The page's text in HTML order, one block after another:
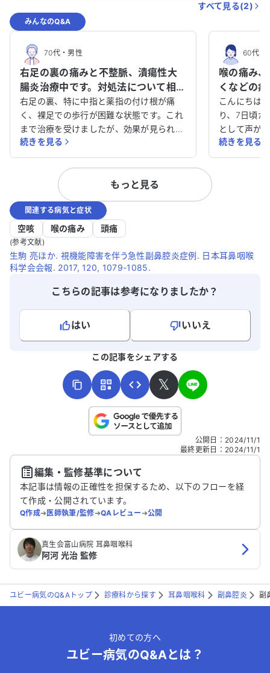
すべて見る(2)
みんなのQ&A
70代・男性
右足の裏の痛みと不整脈、潰瘍性大
腸炎治療中です。対処法について相談
させてください。
右足の裏、特に中指と薬指の付け根が痛
く、裸足での歩行が困難な状態です。これ
まで治療を受けましたが、効果が見られ
ず、現在は中敷を使用しています。 アレル
ギー性疾患や不整脈、潰瘍性大腸炎などの
病気で治療を受けており、アレルギー性鼻
炎や慢性副鼻腔炎、食物アレルギーもあり
ドバイスをいただけると助かります。特に
右足の痛みについて、効果的な治療法があ
れば教えてください。
続きを見る
60代・
喉の痛み
くなどの
中の私は
か？
こんにちは
り、7日頃
として声が
や花粉症の
ません。糖
続きを見る
もっと見る
関連する病気と症状
空咳 喉の痛み 頭痛
(参考文献)
生駒 亮ほか. 視機能障害を伴う急性副鼻腔炎症例. 日本耳鼻咽喉
科学会会報. 2017, 120, 1079-1085.
こちらの記事は参考になりましたか？
はい
いいえ
こちらは送信専用のフォームです。氏名やご自身の病気の詳細な
送信する
この記事をシェアする
𝕏
公開日 ： 2024/11/1
最終更新日 ： 2024/11/1
編集・監修基準について
本記事は情報の正確性を担保するため、以下のフローを経
て作成・公開されています。
Q作成➔医師執筆/監修➔QAレビュー➔公開
真生会富山病院 耳鼻咽喉科
阿河 光治 監修
ユビー病気のQ&Aトップ 診療科から探す 耳鼻咽喉科 副鼻腔炎 副
初めての方へ
ユビー病気のQ&Aとは？